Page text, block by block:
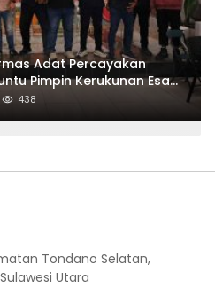
Adat Percayakan
Pimpin Kerukunan Esa
438
Tondano Selatan,
Utara